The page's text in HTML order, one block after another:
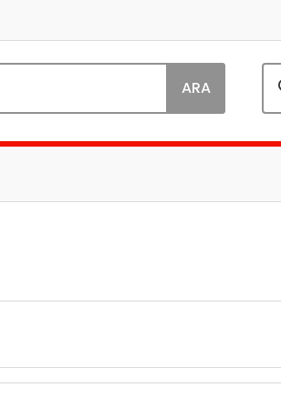
ARA